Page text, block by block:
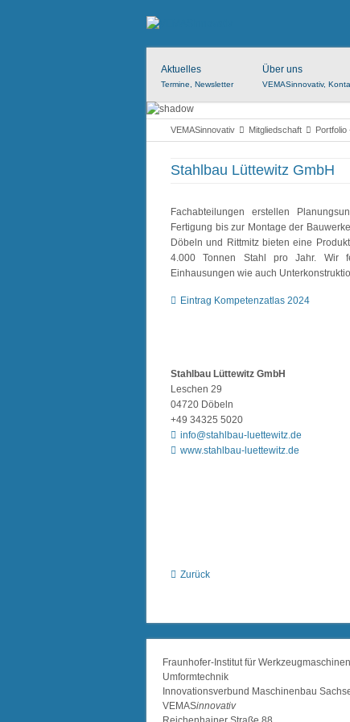
Aktuelles
Termine, Newsletter
Über uns
VEMASinnovativ,
VEMASinnovativ Mitgliedschaft Portfolio
Stahlbau Lüttewitz GmbH
Fachabteilungen erstellen
Fertigung bis zur Montage der
Döbeln und Rittmitz bieten eine
4.000 Tonnen Stahl pro Jahr. Wir
Einhausungen wie auch
Eintrag Kompetenzatlas 2024
Stahlbau Lüttewitz GmbH
Leschen 29
04720 Döbeln
+49 34325 5020
info@stahlbau-luettewitz.de
www.stahlbau-luettewitz.de
Zurück
Fraunhofer-Institut für
Umformtechnik
Innovationsverbund Maschinenbau
VEMASinnovativ